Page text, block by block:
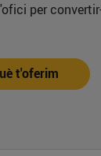
per
t'oferim